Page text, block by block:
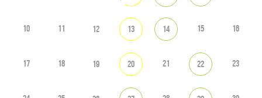
10 11 12 13 14 15 16
17 18 19 20 21 22 23